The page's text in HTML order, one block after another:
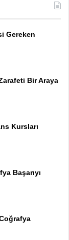
Gereken
Bir Araya
Kursları
Başarıyı